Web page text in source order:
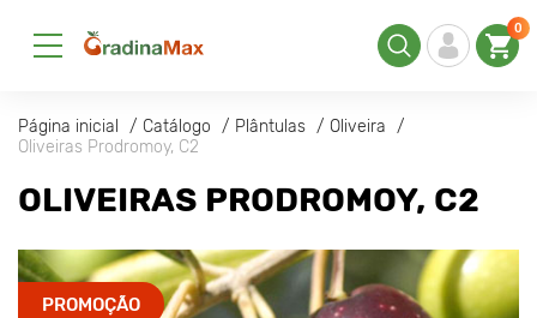
0
Página inicial Catálogo Plântulas
Oliveira
Oliveiras Prodromoy, С2
OLIVEIRAS PRODROMOY, С2
PROMOÇÃO